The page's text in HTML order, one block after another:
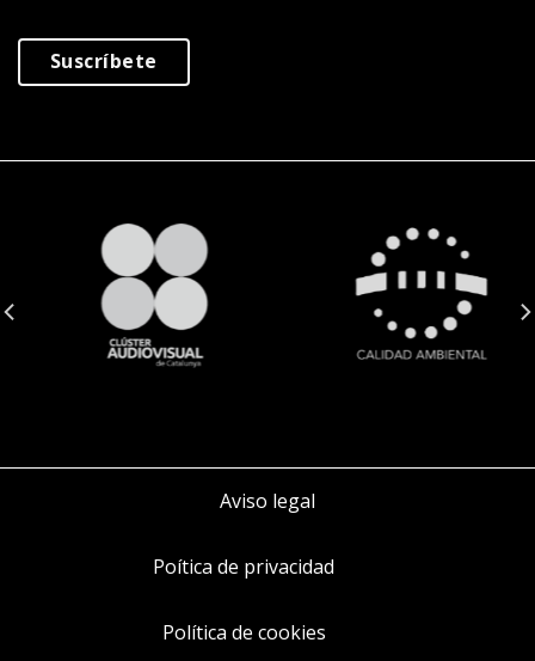
Suscríbete
Aviso legal
Poítica de privacidad
Política de cookies